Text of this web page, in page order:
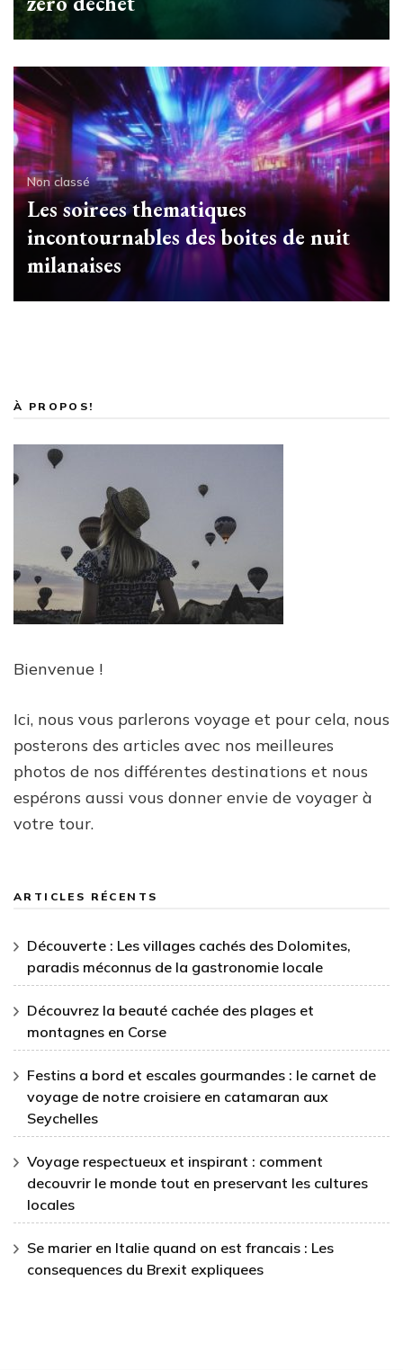
Non classé
Les soirees thematiques
incontournables des boites de nuit
milanaises
À PROPOS!
Bienvenue !
Ici, nous vous parlerons voyage et pour cela, nous
posterons des articles avec nos meilleures
photos de nos différentes destinations et nous
espérons aussi vous donner envie de voyager à
votre tour.
ARTICLES RÉCENTS
Découverte : Les villages cachés des Dolomites,
paradis méconnus de la gastronomie locale
Découvrez la beauté cachée des plages et
montagnes en Corse
Festins a bord et escales gourmandes : le carnet de
voyage de notre croisiere en catamaran aux
Seychelles
Voyage respectueux et inspirant : comment
decouvrir le monde tout en preservant les cultures
locales
Se marier en Italie quand on est francais : Les
consequences du Brexit expliquees